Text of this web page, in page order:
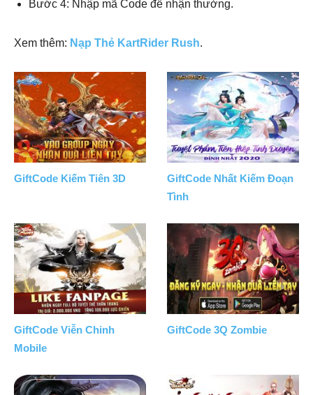
Bước 4: Nhập mã Code để nhận thưởng.
Xem thêm: Nạp Thẻ KartRider Rush.
GiftCode Kiếm Tiên 3D
GiftCode Nhất Kiếm Đoạn
Tình
GiftCode Viễn Chinh
Mobile
GiftCode 3Q Zombie